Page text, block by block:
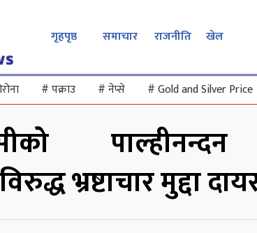
गृहपृष्ठ समाचार राजनीति खेल
#पक्राउ #नेप्से #Gold and Silver Price
भ्रष्टाचार मुद्दा